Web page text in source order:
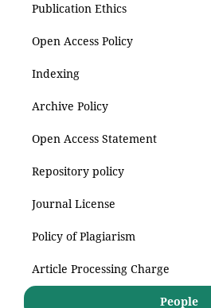
Publication Ethics
Open Access Policy
Indexing
Archive Policy
Open Access Statement
Repository policy
Journal License
Policy of Plagiarism
Article Processing Charge
People